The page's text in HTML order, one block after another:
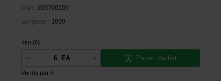
Man: 203700155
Longueur: 1030
min (6)
EA
Vendu par 6
Panier d'achat